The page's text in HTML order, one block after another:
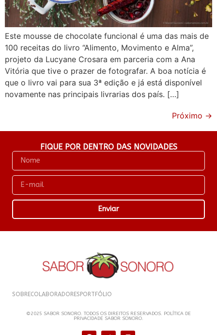
Este mousse de chocolate funcional é uma das mais de
100 receitas do livro “Alimento, Movimento e Alma”,
projeto da Lucyane Crosara em parceria com a Ana
Vitória que tive o prazer de fotografar. A boa notícia é
que o livro vai para sua 3ª edição e já está disponível
novamente nas principais livrarias dos país. […]
Próximo →
FIQUE POR DENTRO DAS NOVIDADES
Enviar
SOBRECOLABORADORESPORTFÓLIO
©2025 SABOR SONORO. TODOS OS DIREITOS RESERVADOS. POLÍTICA DE
PRIVACIDADE SABOR SONORO.